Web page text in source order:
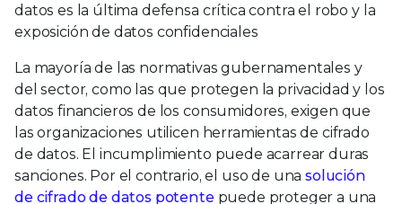
datos es la última defensa crítica contra el robo y la
exposición de datos confidenciales
La mayoría de las normativas gubernamentales y
del sector, como las que protegen la privacidad y los
datos financieros de los consumidores, exigen que
las organizaciones utilicen herramientas de cifrado
de datos. El incumplimiento puede acarrear duras
sanciones. Por el contrario, el uso de unasolución
de cifrado de datos potente puede proteger a una